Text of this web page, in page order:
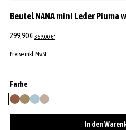
Beutel NANA mini Leder Piuma
299,90 €369,00 €*
Preise inkl. MwSt.
Farbe
caramel/cognac
mudsapphire
siena
In den